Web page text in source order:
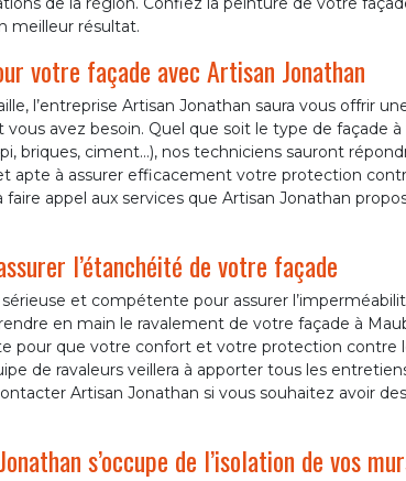
meilleur résultat.
votre façade avec Artisan Jonathan
l’entreprise Artisan Jonathan saura vous offrir
avez besoin. Quel que soit le type de façade à
briques, ciment…), nos techniciens sauront
apte à assurer efficacement votre protection
appel aux services que Artisan Jonathan
l’étanchéité de votre façade
et compétente pour assurer
en main le ravalement de votre façade à
pour que votre confort et votre protection contre
de ravaleurs veillera à apporter tous les
Artisan Jonathan si vous souhaitez avoir
s’occupe de l’isolation de vos